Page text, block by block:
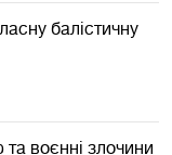
балістичну
воєнні злочини